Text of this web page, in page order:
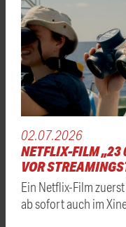
02.07.2026
NETFLIX-FILM „23
VOR
Ein Netflix-Film
ab sofort auch im